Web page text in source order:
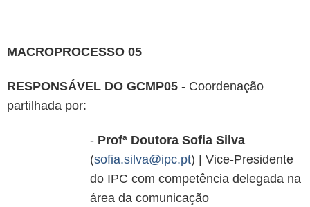
MACROPROCESSO 05
RESPONSÁVEL DO GCMP05 - Coordenação
partilhada por:
- Profª Doutora Sofia Silva
(sofia.silva@ipc.pt) | Vice-Presidente
do IPC com competência delegada na
área da comunicação